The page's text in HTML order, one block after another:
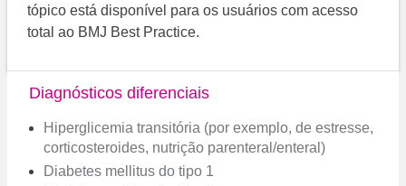
tópico está disponível para os usuários com acesso
total ao BMJ Best Practice.
Diagnósticos diferenciais
Hiperglicemia transitória (por exemplo, de estresse,
corticosteroides, nutrição parenteral/enteral)
Diabetes mellitus do tipo 1